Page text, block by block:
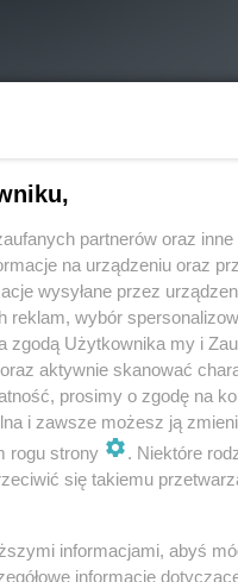
partnerów oraz
na urządzeniu oraz
wysyłane przez
reklam, wybór
zgodą Użytkownika my i
aktywnie skanować
prosimy o zgodę na
i zawsze możesz ją
rogu strony
. Niektóre
się takiemu
informacjami, abyś
informacje